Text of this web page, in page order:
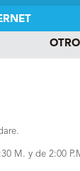
M. y de 2:00